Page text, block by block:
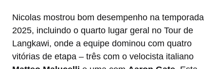
Nicolas mostrou bom desempenho na temporada
2025, incluindo o quarto lugar geral no Tour de
Langkawi, onde a equipe dominou com quatro
vitórias de etapa – três com o velocista italiano